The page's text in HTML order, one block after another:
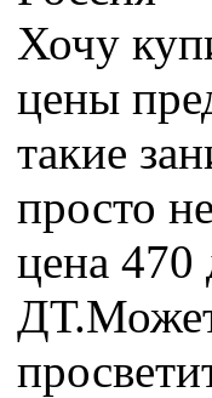
Хочу
цены
такие
просто
цена 470